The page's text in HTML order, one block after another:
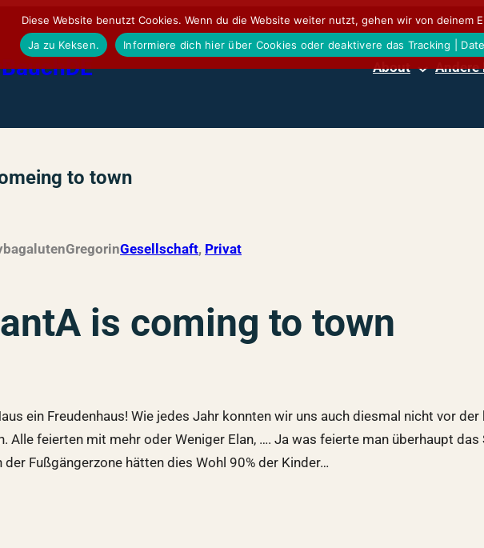
About Andere
to town
bagalutenGregorinGesellschaft, Privat
is coming to town
ein Freudenhaus! Wie jedes Jahr konnten wir uns auch diesmal nicht vor
Alle feierten mit mehr oder Weniger Elan, …. Ja was feierte man überhaupt
Fußgängerzone hätten dies Wohl 90% der Kinder…
Diese Website benutzt Cookies. Wenn du die Website weiter nutzt, gehen wir von deinem
Ja zu Keksen.
Informiere dich hier über Cookies oder deaktivere das Tracking |